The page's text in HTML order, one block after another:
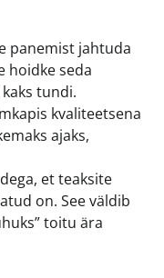
panemist jahtuda
hoidke seda
tundi.
kvaliteetsena
ajaks,
et teaksite
on. See väldib
toitu ära